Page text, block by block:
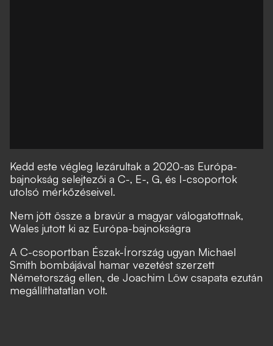
Kedd este végleg lezárultak a 2020-as Európa-
bajnokság selejtezői a C-, E-, G, és I-csoportok
utolsó mérkőzéseivel.
Nem jött össze a bravúr a magyar válogatottnak,
Wales jutott ki az Európa-bajnokságra
A C-csoportban Észak-Írország ugyan Michael
Smith bombájával hamar vezetést szerzett
Németország ellen, de Joachim Löw csapata ezután
megállíthatatlan volt.